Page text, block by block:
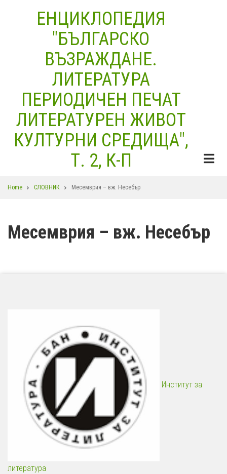
ЕНЦИКЛОПЕДИЯ
"БЪЛГАРСКО
ВЪЗРАЖДАНЕ.
ЛИТЕРАТУРА
ПЕРИОДИЧЕН ПЕЧАТ
ЛИТЕРАТУРЕН ЖИВОТ
КУЛТУРНИ СРЕДИЩА",
Т. 2, К-П
Breadcrumb
Home СЛОВНИК Месемврия – вж. Несебър
Месемврия – вж. Несебър
Институт за
литература